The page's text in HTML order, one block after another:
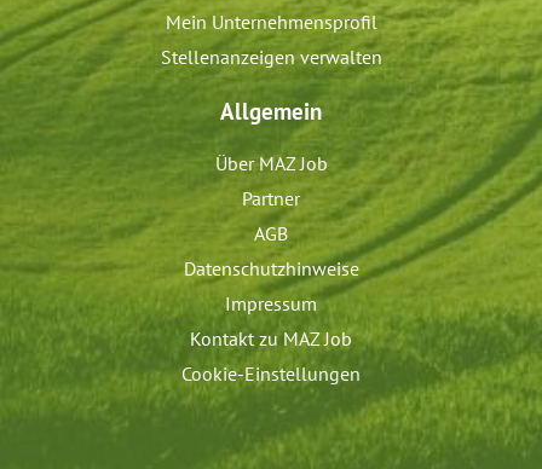
Mein Unternehmensprofil
Stellenanzeigen verwalten
Allgemein
Über MAZ Job
Partner
AGB
Datenschutzhinweise
Impressum
Kontakt zu MAZ Job
Cookie-Einstellungen